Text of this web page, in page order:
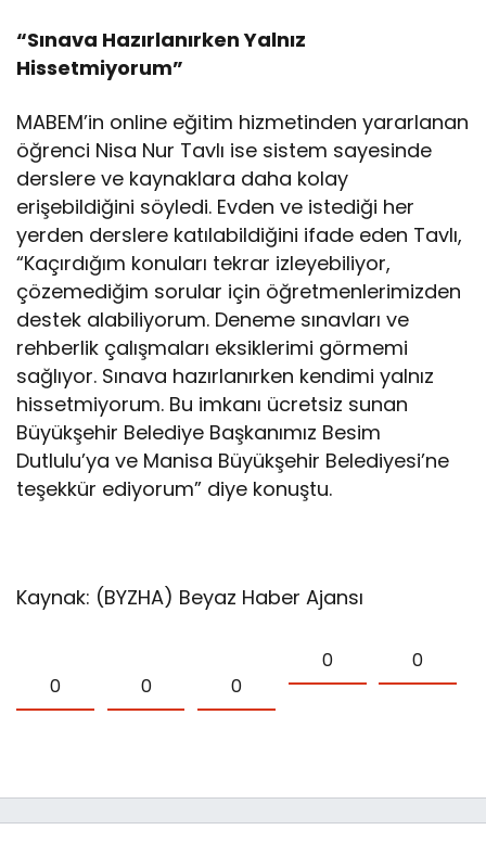
“Sınava Hazırlanırken Yalnız
Hissetmiyorum”
MABEM’in online eğitim hizmetinden yararlanan
öğrenci Nisa Nur Tavlı ise sistem sayesinde
derslere ve kaynaklara daha kolay
erişebildiğini söyledi. Evden ve istediği her
yerden derslere katılabildiğini ifade eden Tavlı,
“Kaçırdığım konuları tekrar izleyebiliyor,
çözemediğim sorular için öğretmenlerimizden
destek alabiliyorum. Deneme sınavları ve
rehberlik çalışmaları eksiklerimi görmemi
sağlıyor. Sınava hazırlanırken kendimi yalnız
hissetmiyorum. Bu imkanı ücretsiz sunan
Büyükşehir Belediye Başkanımız Besim
Dutlulu’ya ve Manisa Büyükşehir Belediyesi’ne
teşekkür ediyorum” diye konuştu.
Kaynak: (BYZHA) Beyaz Haber Ajansı
0 0 0
0 0